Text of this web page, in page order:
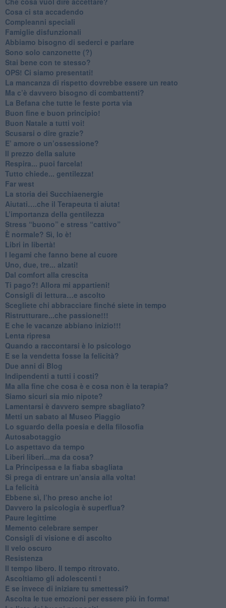
​Cosa ci sta accadendo
​Compleanni speciali
​Famiglie disfunzionali
​Abbiamo bisogno di sederci e parlare
Sono solo canzonette (?)
​Stai bene con te stesso?
​OPS! Ci siamo presentati!
​La mancanza di rispetto dovrebbe essere un reato
​Ma c’è davvero bisogno di combattenti?
​La Befana che tutte le feste porta via
Buon fine e buon principio!
​Buon Natale a tutti voi!
​Scusarsi o dire grazie?
​E’ amore o un’ossessione?
​Il prezzo della salute
​Respira... puoi farcela!
​Tutto chiede... gentilezza!
​Far west
​La storia dei Succhiaenergie
​Aiutati….che il Terapeuta ti aiuta!
​L’importanza della gentilezza
​Stress “buono” e stress “cattivo”
​È normale? Sì, lo è!
​Libri in libertà!
​I legami che fanno bene al cuore
Uno, due, tre... alzati!​
​Dal comfort alla crescita
​Ti pago?! Allora mi appartieni!​
​Consigli di lettura…e ascolto
​Scegliete chi abbracciare finché siete in tempo
​Ristrutturare...che passione!!!
​E che le vacanze abbiano inizio!!!
​Lenta ripresa
​Quando a raccontarsi è lo psicologo
​E se la vendetta fosse la felicità?
​Due anni di Blog
​Indipendenti a tutti i costi?
​Ma alla fine che cosa è e cosa non è la terapia?
​Siamo sicuri sia mio nipote?
​Lamentarsi è davvero sempre sbagliato?
​Metti un sabato al Museo Piaggio
​Lo sguardo della poesia e della filosofia
Autosabotaggio
​Lo aspettavo da tempo
​Liberi liberi...ma da cosa?
​La Principessa e la fiaba sbagliata
Si prega di entrare un’ansia alla volta!
​La felicità
​Ebbene sì, l’ho preso anche io!
​Davvero la psicologia è superflua?
Paure legittime
​Memento celebrare semper
​Consigli di visione e di ascolto
​Il velo oscuro
Resistenza
​Il tempo libero. Il tempo ritrovato.
Ascoltiamo gli adolescenti !
​E se invece di iniziare tu smettessi?
​Ascolta le tue emozioni per essere più in forma!